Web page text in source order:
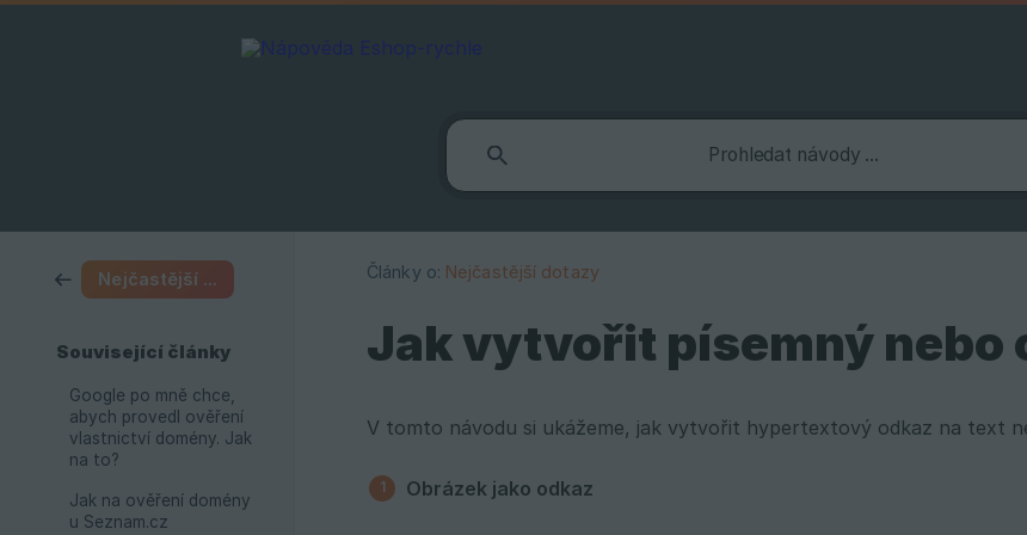
Nejčastější dotazy
Související články
Google po mně chce,
abych provedl ověření
vlastnictví domény. Jak
na to?
Jak na ověření domény
u Seznam.cz
Články o: Nejčastější dotazy
Jak vytvořit písemný nebo
V tomto návodu si ukážeme, jak vytvořit hypertextový odkaz na text
Obrázek jako odkaz